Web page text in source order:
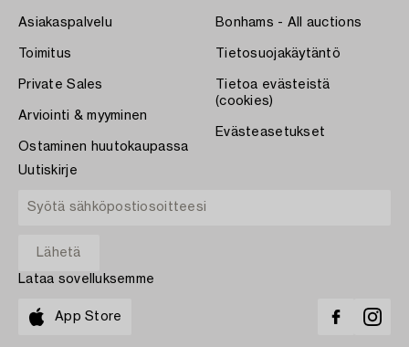
Asiakaspalvelu
Toimitus
Private Sales
Arviointi & myyminen
Ostaminen huutokaupassa
Bonhams - All auctions
Tietosuojakäytäntö
Tietoa evästeistä
(cookies)
Evästeasetukset
Uutiskirje
Lataa sovelluksemme
App Store